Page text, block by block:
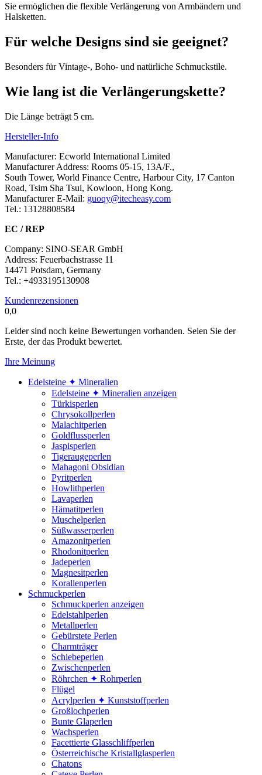
Sie ermöglichen die flexible Verlängerung von Armbändern und
Halsketten.
Für welche Designs sind sie geeignet?
Besonders für Vintage-, Boho- und natürliche Schmuckstile.
Wie lang ist die Verlängerungskette?
Die Länge beträgt 5 cm.
Hersteller-Info
Manufacturer: Ecworld International Limited
Manufacturer Address: Rooms 05-15, 13A/F.,
South Tower, World Finance Centre, Harbour City, 17 Canton
Road, Tsim Sha Tsui, Kowloon, Hong Kong.
Manufacturer E-Mail: guoqy@itecheasy.com
Tel.: 13128808584
EC / REP
Company: SINO-SEAR GmbH
Address: Feuerbachstrasse 11
14471 Potsdam, Germany
Tel.: +4933195130908
Kundenrezensionen
0,0
Leider sind noch keine Bewertungen vorhanden. Seien Sie der
Erste, der das Produkt bewertet.
Ihre Meinung
Edelsteine ✦ Mineralien
Edelsteine ✦ Mineralien anzeigen
Türkisperlen
Chrysokollperlen
Malachitperlen
Goldflussperlen
Jaspisperlen
Tigeraugeperlen
Mahagoni Obsidian
Pyritperlen
Howlithperlen
Lavaperlen
Hämatitperlen
Muschelperlen
Süßwasserperlen
Amazonitperlen
Rhodonitperlen
Jadeperlen
Magnesitperlen
Korallenperlen
Schmuckperlen
Schmuckperlen anzeigen
Edelstahlperlen
Metallperlen
Gebürstete Perlen
Charmträger
Schiebeperlen
Zwischenperlen
Röhrchen ✦ Rohrperlen
Flügel
Acrylperlen ✦ Kunststoffperlen
Großlochperlen
Bunte Glaperlen
Wachsperlen
Facettierte Glasschliffperlen
Österreichische Kristallglasperlen
Chatons